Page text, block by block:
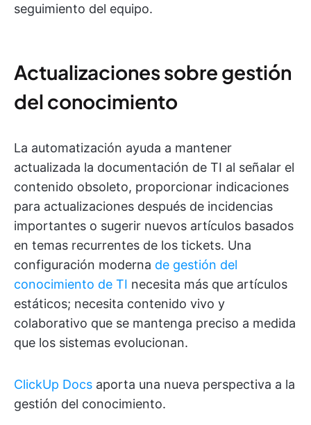
seguimiento del equipo.
Actualizaciones sobre gestión
del conocimiento
La automatización ayuda a mantener
actualizada la documentación de TI al señalar el
contenido obsoleto, proporcionar indicaciones
para actualizaciones después de incidencias
importantes o sugerir nuevos artículos basados
en temas recurrentes de los tickets. Una
configuración moderna de gestión del
conocimiento de TI necesita más que artículos
estáticos; necesita contenido vivo y
colaborativo que se mantenga preciso a medida
que los sistemas evolucionan.
ClickUp Docs aporta una nueva perspectiva a la
gestión del conocimiento.